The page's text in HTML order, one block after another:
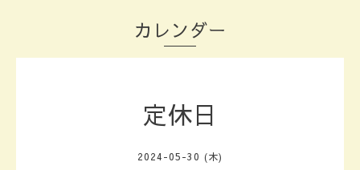
カレンダー
定休日
2024-05-30 (木)